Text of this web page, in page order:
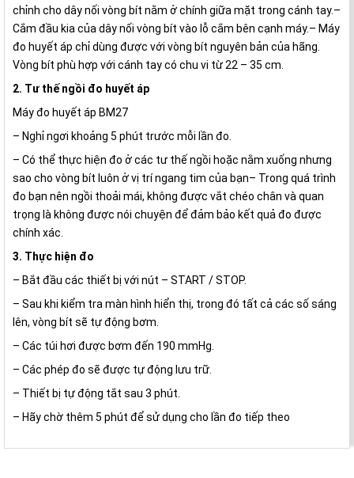
chỉnh cho dây nối vòng bít nằm ở chính giữa mặt trong cánh tay.–
Cắm đầu kia của dây nối vòng bít vào lỗ cắm bên cạnh máy.– Máy
đo huyết áp chỉ dùng được với vòng bít nguyên bản của hãng.
Vòng bít phù hợp với cánh tay có chu vi từ 22 – 35 cm.
2. Tư thế ngồi đo huyết áp
Máy đo huyết áp BM27
– Nghỉ ngơi khoảng 5 phút trước mỗi lần đo.
– Có thể thực hiện đo ở các tư thế ngồi hoặc nằm xuống nhưng
sao cho vòng bít luôn ở vị trí ngang tim của bạn– Trong quá trình
đo bạn nên ngồi thoải mái, không được vắt chéo chân và quan
trọng là không được nói chuyện để đảm bảo kết quả đo được
chính xác.
3. Thực hiện đo
– Bắt đầu các thiết bị với nút – START / STOP.
– Sau khi kiểm tra màn hình hiển thị, trong đó tất cả các số sáng
lên, vòng bít sẽ tự động bơm.
– Các túi hơi được bơm đến 190 mmHg.
– Các phép đo sẽ được tự động lưu trữ.
– Thiết bị tự động tắt sau 3 phút.
– Hãy chờ thêm 5 phút để sử dụng cho lần đo tiếp theo